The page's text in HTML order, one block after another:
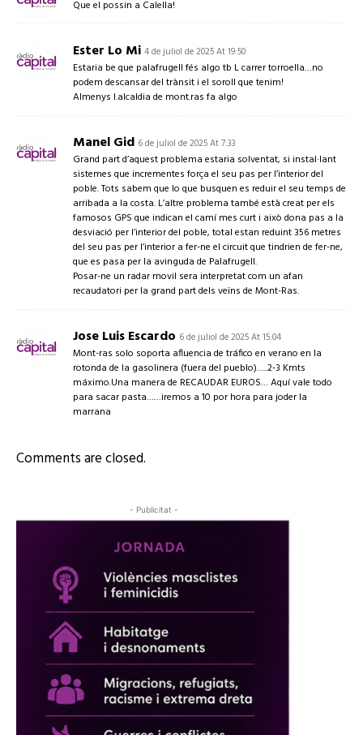
Que el possin a Calella!
Ester Lo Mi 4 de juliol de 2025 At 19:50
Estaria be que palafrugell fés algo tb L carrer torroella…no
podem descansar del trànsit i el soroll que tenim!
Almenys l.alcaldia de mont.ras fa algo
Manel Gid 6 de juliol de 2025 At 7:33
Grand part d’aquest problema estaria solventat, si instal·lant
sistemes que incrementes força el seu pas per l’interior del
poble. Tots sabem que lo que busquen es reduir el seu temps de
arribada a la costa. L’altre problema també està creat per els
famosos GPS que indican el camí mes curt i això dona pas a la
desviació per l’interior del poble, total estan reduint 356 metres
del seu pas per l’interior a fer-ne el circuit que tindrien de fer-ne,
que es pasa per la avinguda de Palafrugell.
Posar-ne un radar movil sera interpretat com un afan
recaudatori per la grand part dels veïns de Mont-Ras.
Jose Luis Escardo 6 de juliol de 2025 At 15:04
Mont-ras solo soporta afluencia de tráfico en verano en la
rotonda de la gasolinera (fuera del pueblo)…..2-3 Kmts
máximo.Una manera de RECAUDAR EUROS… Aquí vale todo
para sacar pasta……iremos a 10 por hora para joder la
marrana
Comments are closed.
- Publicitat -